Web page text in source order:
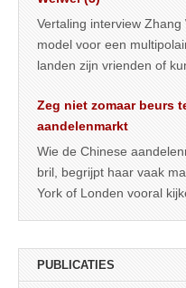
Vertaling interview
model voor een
landen zijn vrienden of
Zeg niet zomaar beurs
aandelenmarkt
Wie de Chinese
bril, begrijpt haar vaak
York of Londen vooral
PUBLICATIES